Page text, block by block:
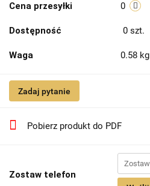
Cena przesyłki 0
Dostępność 0 szt.
Waga 0.58 kg
Zadaj pytanie
Pobierz produkt do PDF
Zostaw telefon